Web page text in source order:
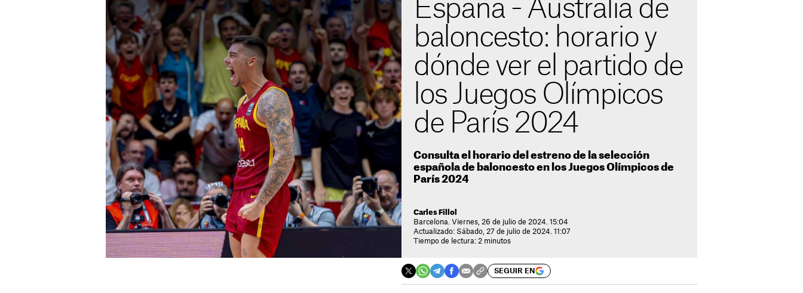
España - Australia de
baloncesto: horario y
dónde ver el partido de
los Juegos Olímpicos
de París 2024
Consulta el horario del estreno de la selección
española de baloncesto en los Juegos Olímpicos de
París 2024
Carles Fillol
Barcelona. Viernes, 26 de julio de 2024. 15:04
Actualizado: Sábado, 27 de julio de 2024. 11:07
Tiempo de lectura: 2 minutos
SEGUIR EN